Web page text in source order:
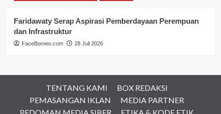
Faridawaty Serap Aspirasi Pemberdayaan Perempuan
dan Infrastruktur
FaceBorneo.com 28 Juli 2026
TENTANG KAMI
BOX REDAKSI
PEMASANGAN IKLAN
MEDIA PARTNER